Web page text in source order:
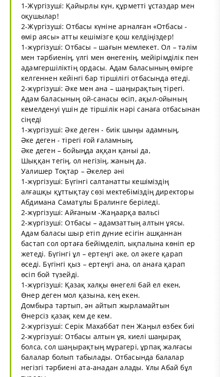
1-Жүргізуші: Қайырлы күн, құрметті ұстаздар мен
оқушылар!
2-Жүргізуші: Отбасы күніне арналған «Отбасы -
өмір аясы» атты кешімізге қош келдіңіздер!
1-жүргізуші: Отбасы – шағын мемлекет. Ол – тәлім
мен тәрбиенің, үлгі мен өнегенің, мейірімділік пен
адамгершіліктің ордасы. Адам баласының өмірге
келгеннен кейінгі бар тіршілігі отбасында өтеді.
2-жүргізуші: Әке мен ана – шаңырақтың тірегі.
Адам баласының ой-санасы өсіп, ақыл-ойының
кемелденуі үшін де тіршілік нәрі санаға отбасынан
сіңеді
1-жүргізуші: Әке деген - биік шыңы адамның,
Әке деген - тірегі ғой ғаламның,
Әке деген – бойыңда аққан қаныі да,
Шыққан тегің, ол негізің, жаның да.
Уалишер Тоқтар – Әкелер әні
1-жүргізуші: Бүгінгі салтанатты кешіміздің
алғашқы құттықтау сөзі мектебіміздің директоры
Абдимана Саматұлы Бралинге беріледі.
2-жүргізуші: Айғаным -Жаңаарқа вальсі
2-жүргізуші: Отбасы – адамзаттың алтын ұясы.
Адам баласы шыр етіп дүние есігін ашқаннан
бастап сол ортаға бейімделіп, ықпалына көніп ер
жетеді. Бүгінгі ұл – ертеңгі әке, ол әкеге қарап
өседі. Бүгінгі қыз – ертеңгі ана, ол анаға қарап
өсіп бой түзейді.
1-жүргізуші: Қазақ халқы өнегелі бай ел екен,
Өнер деген мол қазына, кең екен.
Домбыра тартып, ән айтып жырламайтын
Өнерсіз қазақ кем де кем.
2-жүргізуші: Серік Махаббат пен Жаңыл өзбек биі
2-жүргізуші: Отбасы алтын ұя, киелі шаңырақ
болса, сол шаңырақтың мұрагері, ұрпақ жалғасы
балалар болып табылады. Отбасында балалар
негізгі тәрбиені ата-анадан алады. Ұлы Абай бұл